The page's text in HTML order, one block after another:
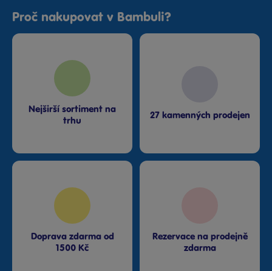
Proč nakupovat v Bambuli?
Nejširší sortiment na
trhu
27 kamenných prodejen
Doprava zdarma od
1500 Kč
Rezervace na prodejně
zdarma